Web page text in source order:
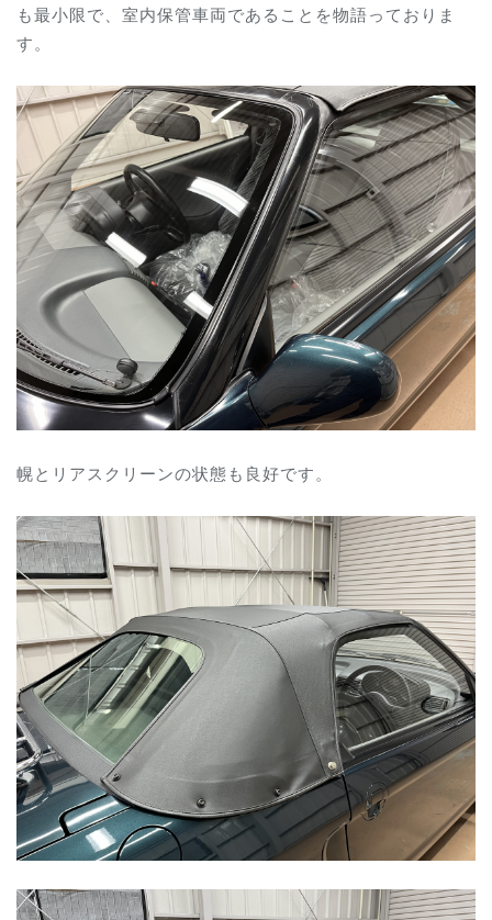
も最小限で、室内保管車両であることを物語っておりま
す。
幌とリアスクリーンの状態も良好です。